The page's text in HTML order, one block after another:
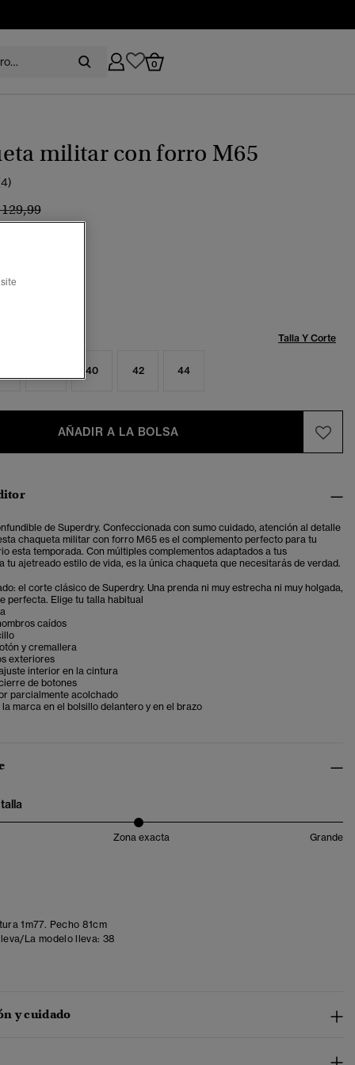
0
militar con forro M65
rebajado de
a
Talla Y Corte
40 42 44
AÑADIR A LA BOLSA
de Superdry. Confeccionada con sumo cuidado, atención al detalle
chaqueta militar con forro M65 es el complemento perfecto para tu
esta temporada. Con múltiples complementos adaptados a tus
tu ajetreado estilo de vida, es la única chaqueta que necesitarás de verdad.
el corte clásico de Superdry. Una prenda ni muy estrecha ni muy holgada,
perfecta. Elige tu talla habitual
caídos
y cremallera
exteriores
interior en la cintura
de botones
parcialmente acolchado
marca en el bolsillo delantero y en el brazo
Zona exacta Grande
1m77. Pecho 81cm
La modelo lleva: 38
y cuidado